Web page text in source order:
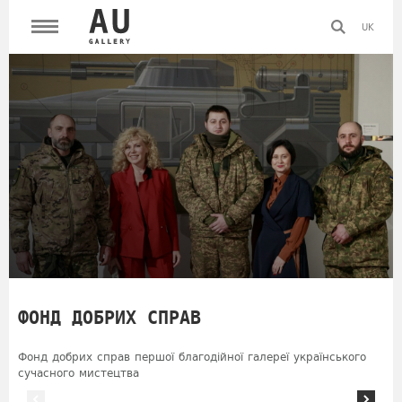
UK
ФОНД ДОБРИХ СПРАВ
Фонд добрих справ першої благодійної галереї українського
сучасного мистецтва